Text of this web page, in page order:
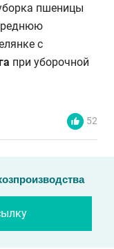
пшеницы
с
при уборочной
52